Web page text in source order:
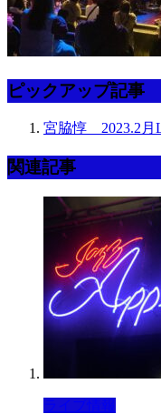
ピックアップ記事
宮脇惇 2023.2月
関連記事
ライブ情報